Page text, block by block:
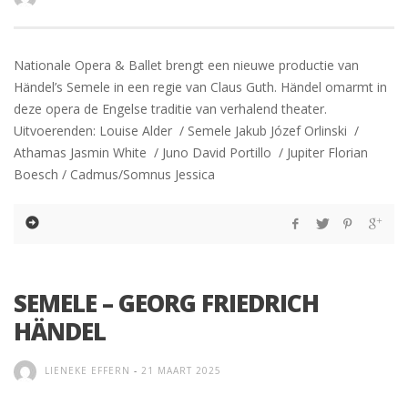
Nationale Opera & Ballet brengt een nieuwe productie van
Händel’s Semele in een regie van Claus Guth. Händel omarmt in
deze opera de Engelse traditie van verhalend theater.
Uitvoerenden: Louise Alder / Semele Jakub Józef Orlinski /
Athamas Jasmin White / Juno David Portillo / Jupiter Florian
Boesch / Cadmus/Somnus Jessica
SEMELE – GEORG FRIEDRICH
HÄNDEL
LIENEKE EFFERN - 21 MAART 2025